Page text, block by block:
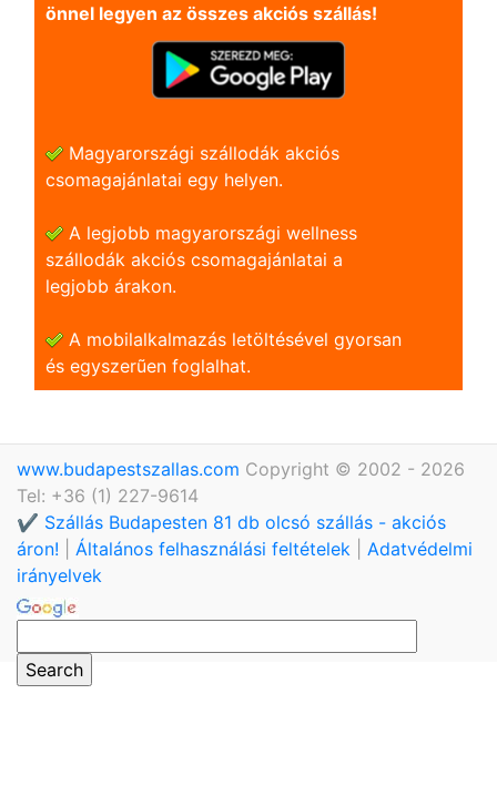
önnel legyen az összes akciós szállás!
Magyarországi szállodák akciós
csomagajánlatai egy helyen.
A legjobb magyarországi wellness
szállodák akciós csomagajánlatai a
legjobb árakon.
A mobilalkalmazás letöltésével gyorsan
és egyszerũen foglalhat.
www.budapestszallas.com Copyright © 2002 - 2026
Tel: +36 (1) 227-9614
✔️ Szállás Budapesten 81 db olcsó szállás - akciós
áron!
Általános felhasználási feltételek
Adatvédelmi
irányelvek